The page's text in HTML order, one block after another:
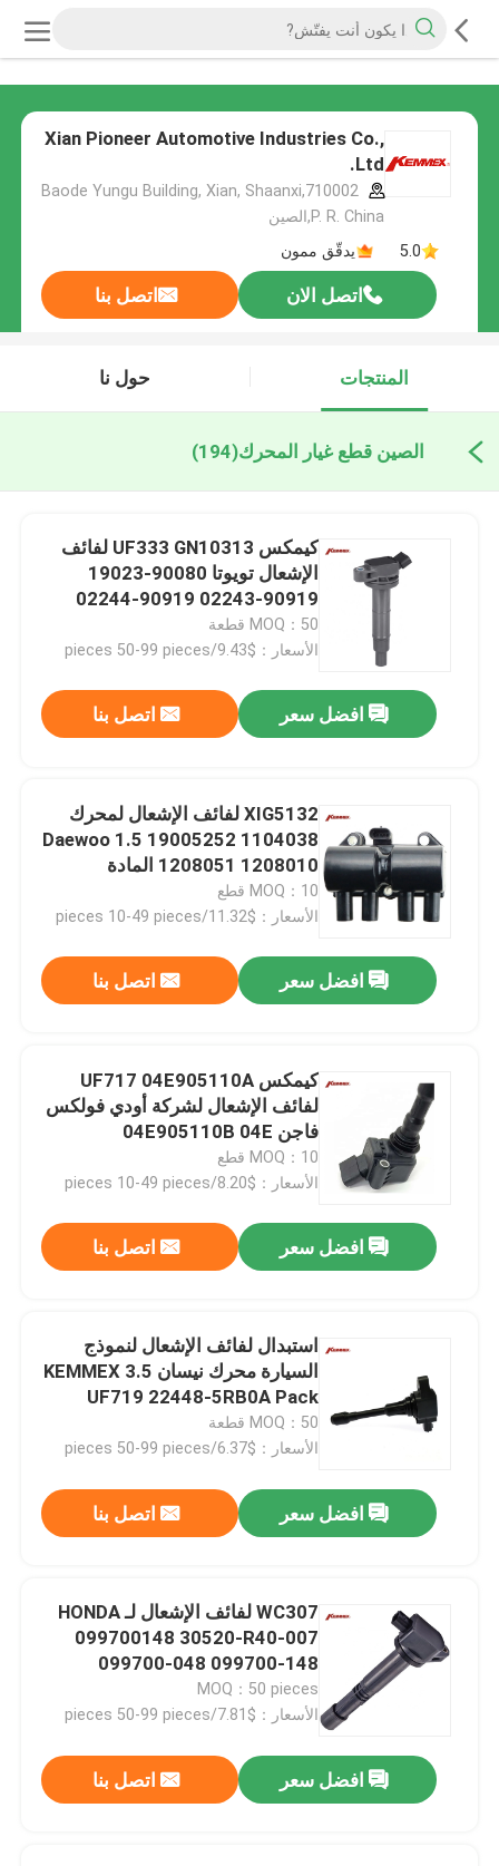
Xian Pioneer Automotive Industries Co.,
Ltd.
Baode Yungu Building, Xian, Shaanxi,710002
P. R. China,الصين
5.0
يدقّق ممون
اتصل الان اتصل بنا
المنتجات حول نا
الصين قطع غيار المحرك(194)
كيمكس UF333 GN10313 لفائف
الإشعال تويوتا 90080-19023
90919-02243 90919-02244
90919-02266
MOQ：50 قطعة
الأسعار：$9.43/pieces 50-99 pieces
افضل سعر اتصل بنا
XIG5132 لفائف الإشعال لمحرك
Daewoo 1.5 19005252 1104038
1208051 1208010 المادة
MOQ：10 قطع
الأسعار：$11.32/pieces 10-49 pieces
افضل سعر اتصل بنا
كيمكس UF717 04E905110A
لفائف الإشعال لشركة أودي فولكس
فاجن 04E905110B 04E
MOQ：10 قطع
الأسعار：$8.20/pieces 10-49 pieces
افضل سعر اتصل بنا
استبدال لفائف الإشعال لنموذج
السيارة محرك نيسان 3.5 KEMMEX
UF719 22448-5RB0A Pack
MOQ：50 قطعة
الأسعار：$6.37/pieces 50-99 pieces
افضل سعر اتصل بنا
WC307 لفائف الإشعال لـ HONDA
099700148 30520-R40-007
099700-048 099700-148
5C1719
MOQ：50 pieces
الأسعار：$7.81/pieces 50-99 pieces
افضل سعر اتصل بنا